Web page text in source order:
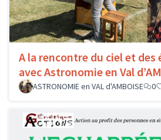
A la rencontre du ciel et des
avec Astronomie en Val
ASTRONOMIE en VAL d'AMBOISE
0